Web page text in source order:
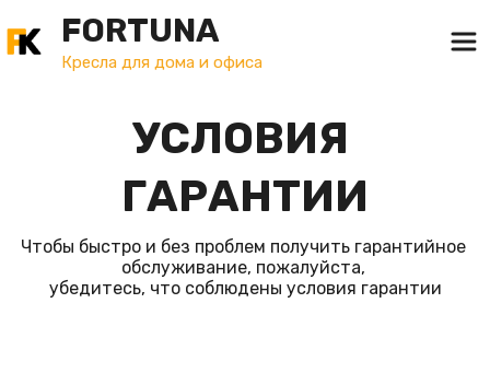
FORTUNA
Кресла для дома и офиса
УСЛОВИЯ
ГАРАНТИИ
Чтобы быстро и без проблем получить гарантийное
обслуживание, пожалуйста,
убедитесь, что соблюдены условия гарантии